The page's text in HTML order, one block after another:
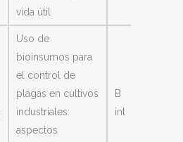
vida útil
Uso de
bioinsumos para
el control de
plagas en cultivos
industriales:
aspectos
B
int